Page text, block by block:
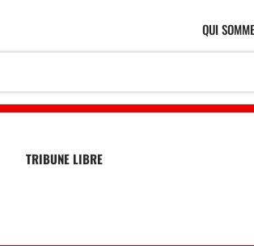
QUI
TRIBUNE LIBRE